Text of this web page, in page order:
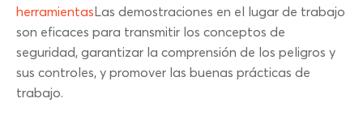
herramientas Las demostraciones en el lugar de trabajo
son eficaces para transmitir los conceptos de
seguridad, garantizar la comprensión de los peligros y
sus controles, y promover las buenas prácticas de
trabajo.